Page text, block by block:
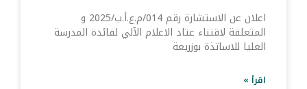
اعلان عن الاستشارة رقم 014/م.ع.أ.ب/2025 و
المتعلقة لاقتناء عتاد الاعلام الآلي لفائدة المدرسة
العليا للاساتذة بوزريعة
اقرأ »